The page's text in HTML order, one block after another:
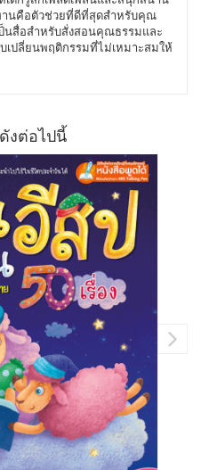
นคือตัวช่วยที่ดีที่สุดสำหรับคุณ
นสื่อสำหรับสั่งสอนคุณธรรมและ
เปลี่ยนพฤติกรรมที่ไม่เหมาะสมให้
งต่อไปนี้